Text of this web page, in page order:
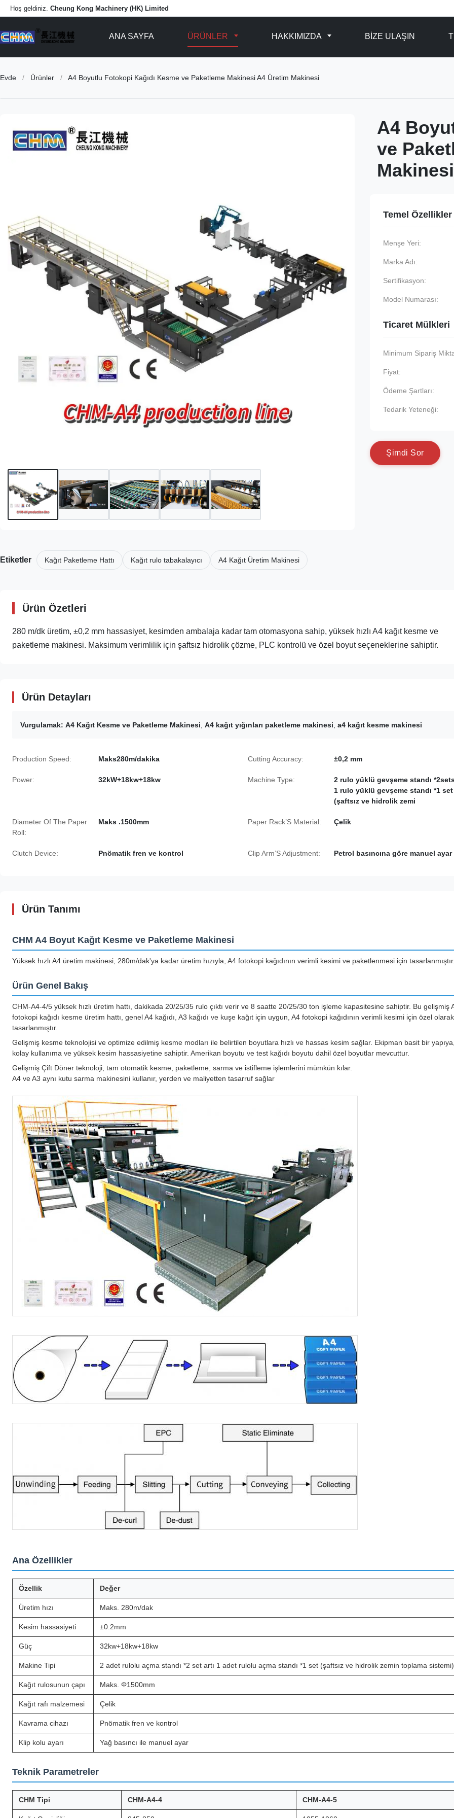
Hoş geldiniz. Cheung Kong Machinery (HK) Limited
ANA SAYFA ÜRÜNLER HAKKIMIZDA BIZE ULAŞIN
Evde / Ürünler / A4 Boyutlu Fotokopi Kağıdı Kesme ve Paketleme Makinesi A4 Üretim Makinesi
A4
ve
Makinesi
Temel Özellikler
Menşe Yeri:
Marka Adı:
Sertifikasyon:
Model Numarası:
Ticaret Mülkleri
Minimum Sipariş
Fiyat:
Ödeme Şartları:
Tedarik Yeteneği:
Şimdi Sor
Etiketler Kağıt Paketleme Hattı Kağıt rulo tabakalayıcı A4 Kağıt Üretim Makinesi
Ürün Özetleri
280 m/dk üretim, ±0,2 mm hassasiyet, kesimden ambalaja kadar tam otomasyona sahip, yüksek hızlı A4 kağıt kesme ve
paketleme makinesi. Maksimum verimlilik için şaftsız hidrolik çözme, PLC kontrolü ve özel boyut seçeneklerine sahiptir.
Ürün Detayları
Vurgulamak: A4 Kağıt Kesme ve Paketleme Makinesi A4 kağıt yığınları paketleme makinesi a4 kağıt kesme makinesi
Production Speed: Maks280m/dakika Cutting Accuracy: ±0,2 mm
Power: 32kW+18kw+18kw Machine Type:
2 rulo yüklü gevşeme standı
1 rulo yüklü gevşeme standı *1 set
(şaftsız ve hidrolik zemi
Diameter Of The Paper
Roll:
Maks .1500mm Paper Rack’S Material: Çelik
Clutch Device: Pnömatik fren ve kontrol Clip Arm’S Adjustment: Petrol basıncına göre manuel ayar
Ürün Tanımı
CHM A4 Boyut Kağıt Kesme ve Paketleme Makinesi
Yüksek hızlı A4 üretim makinesi, 280m/dak'ya kadar üretim hızıyla, A4 fotokopi kağıdının verimli kesimi ve paketlenmesi için tasarlanmıştır.
Ürün Genel Bakış
CHM-A4-4/5 yüksek hızlı üretim hattı, dakikada 20/25/35 rulo çıktı verir ve 8 saatte 20/25/30 ton işleme kapasitesine sahiptir. Bu gelişmiş
fotokopi kağıdı kesme üretim hattı, genel A4 kağıdı, A3 kağıdı ve kuşe kağıt için uygun, A4 fotokopi kağıdının verimli kesimi için özel olarak
tasarlanmıştır.
Gelişmiş kesme teknolojisi ve optimize edilmiş kesme modları ile belirtilen boyutlara hızlı ve hassas kesim sağlar. Ekipman basit bir yapıya,
kolay kullanıma ve yüksek kesim hassasiyetine sahiptir. Amerikan boyutu ve test kağıdı boyutu dahil özel boyutlar mevcuttur.
Gelişmiş Çift Döner teknoloji, tam otomatik kesme, paketleme, sarma ve istifleme işlemlerini mümkün kılar.
A4 ve A3 aynı kutu sarma makinesini kullanır, yerden ve maliyetten tasarruf sağlar
Ana Özellikler
Özellik Değer
Üretim hızı Maks. 280m/dak
Kesim hassasiyeti ±0.2mm
Güç 32kw+18kw+18kw
Makine Tipi 2 adet rulolu açma standı *2 set artı 1 adet rulolu açma standı *1 set (şaftsız ve hidrolik zemin toplama sistemi)
Kağıt rulosunun çapı Maks. Φ1500mm
Kağıt rafı malzemesi Çelik
Kavrama cihazı Pnömatik fren ve kontrol
Klip kolu ayarı Yağ basıncı ile manuel ayar
Teknik Parametreler
CHM Tipi CHM-A4-4 CHM-A4-5